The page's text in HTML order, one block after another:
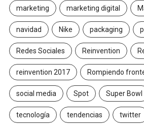
marketing marketing digital
navidad Nike packaging
Redes Sociales Reinvention
reinvention 2017 Rompiendo
social media Spot Super Bowl
tecnología tendencias twitter